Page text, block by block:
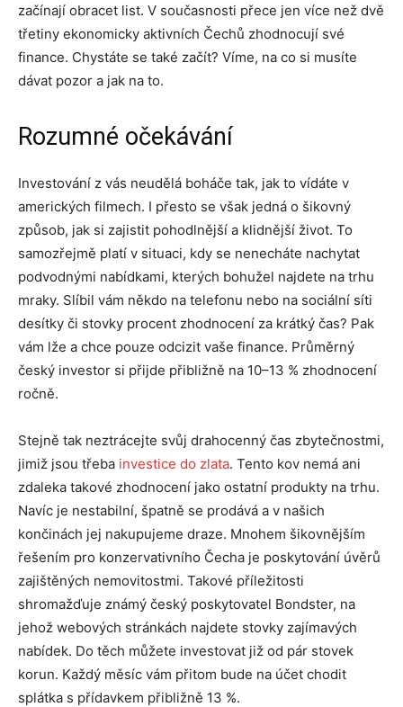
začínají obracet list. V současnosti přece jen více než dvě
třetiny ekonomicky aktivních Čechů zhodnocují své
finance. Chystáte se také začít? Víme, na co si musíte
dávat pozor a jak na to.
Rozumné očekávání
Investování z vás neudělá boháče tak, jak to vídáte v
amerických filmech. I přesto se však jedná o šikovný
způsob, jak si zajistit pohodlnější a klidnější život. To
samozřejmě platí v situaci, kdy se nenecháte nachytat
podvodnými nabídkami, kterých bohužel najdete na trhu
mraky. Slíbil vám někdo na telefonu nebo na sociální síti
desítky či stovky procent zhodnocení za krátký čas? Pak
vám lže a chce pouze odcizit vaše finance. Průměrný
český investor si přijde přibližně na 10–13 % zhodnocení
ročně.
Stejně tak neztrácejte svůj drahocenný čas zbytečnostmi,
jimiž jsou třeba investice do zlata. Tento kov nemá ani
zdaleka takové zhodnocení jako ostatní produkty na trhu.
Navíc je nestabilní, špatně se prodává a v našich
končinách jej nakupujeme draze. Mnohem šikovnějším
řešením pro konzervativního Čecha je poskytování úvěrů
zajištěných nemovitostmi. Takové příležitosti
shromažďuje známý český poskytovatel Bondster, na
jehož webových stránkách najdete stovky zajímavých
nabídek. Do těch můžete investovat již od pár stovek
korun. Každý měsíc vám přitom bude na účet chodit
splátka s přídavkem přibližně 13 %.